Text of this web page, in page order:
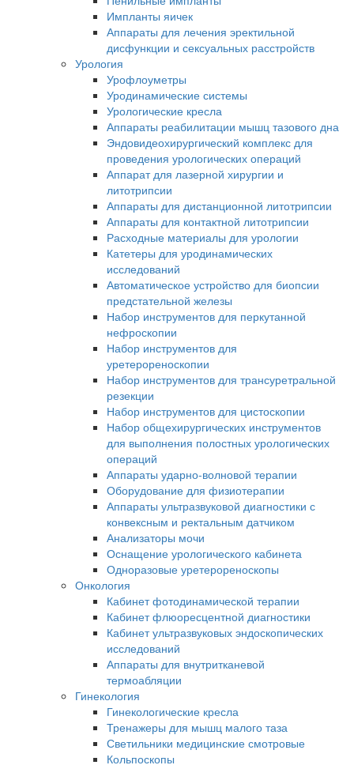
Импланты яичек
Аппараты для лечения эректильной
дисфункции и сексуальных расстройств
Урология
Урофлоуметры
Уродинамические системы
Урологические кресла
Аппараты реабилитации мышц тазового дна
Эндовидеохирургический комплекс для
проведения урологических операций
Аппарат для лазерной хирургии и
литотрипсии
Аппараты для дистанционной литотрипсии
Аппараты для контактной литотрипсии
Расходные материалы для урологии
Катетеры для уродинамических
исследований
Автоматическое устройство для биопсии
предстательной железы
Набор инструментов для перкутанной
нефроскопии
Набор инструментов для
уретерореноскопии
Набор инструментов для трансуретральной
резекции
Набор инструментов для цистоскопии
Набор общехирургических инструментов
для выполнения полостных урологических
операций
Аппараты ударно-волновой терапии
Оборудование для физиотерапии
Аппараты ультразвуковой диагностики с
конвексным и ректальным датчиком
Анализаторы мочи
Оснащение урологического кабинета
Одноразовые уретерореноскопы
Онкология
Кабинет фотодинамической терапии
Кабинет флюоресцентной диагностики
Кабинет ультразвуковых эндоскопических
исследований
Аппараты для внутритканевой
термоабляции
Гинекология
Гинекологические кресла
Тренажеры для мышц малого таза
Светильники медицинские смотровые
Кольпоскопы